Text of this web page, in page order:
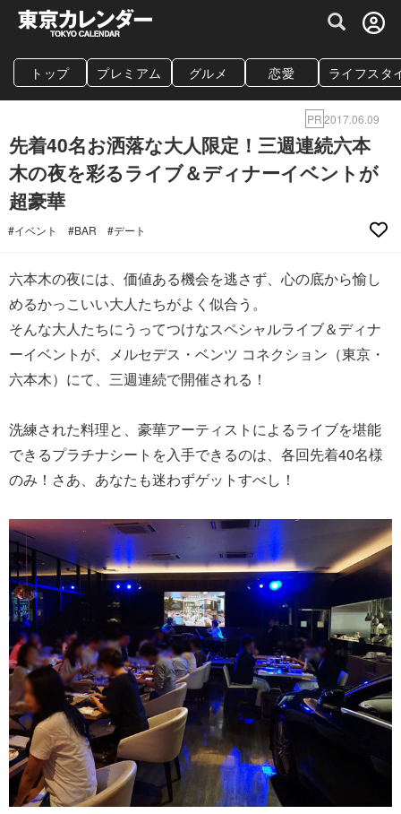
グルメ情報・プレミアムレストラン予約
トップ プレミアム グルメ 恋愛 ライフスタ
PR2017.06.09
先着40名お洒落な大人限定！三週連続六本
木の夜を彩るライブ＆ディナーイベントが
超豪華
#イベント #BAR #デート
六本木の夜には、価値ある機会を逃さず、心の底から愉し
めるかっこいい大人たちがよく似合う。
そんな大人たちにうってつけなスペシャルライブ＆ディナ
ーイベントが、メルセデス・ベンツ コネクション（東京・
六本木）にて、三週連続で開催される！
洗練された料理と、豪華アーティストによるライブを堪能
できるプラチナシートを入手できるのは、各回先着40名様
のみ！さあ、あなたも迷わずゲットすべし！